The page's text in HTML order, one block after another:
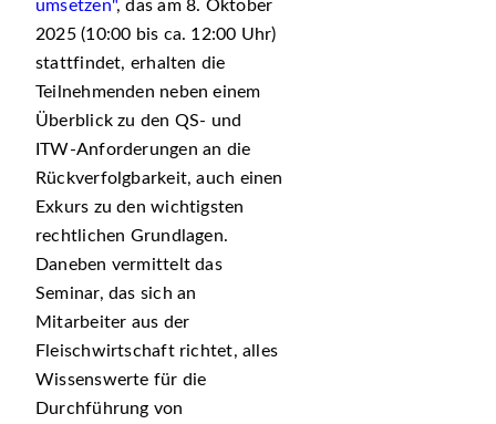
umsetzen", das am 8. Oktober
2025 (10:00 bis ca. 12:00 Uhr)
stattfindet, erhalten die
Teilnehmenden neben einem
Überblick zu den QS- und
ITW-Anforderungen an die
Rückverfolgbarkeit, auch einen
Exkurs zu den wichtigsten
rechtlichen Grundlagen.
Daneben vermittelt das
Seminar, das sich an
Mitarbeiter aus der
Fleischwirtschaft richtet, alles
Wissenswerte für die
Durchführung von